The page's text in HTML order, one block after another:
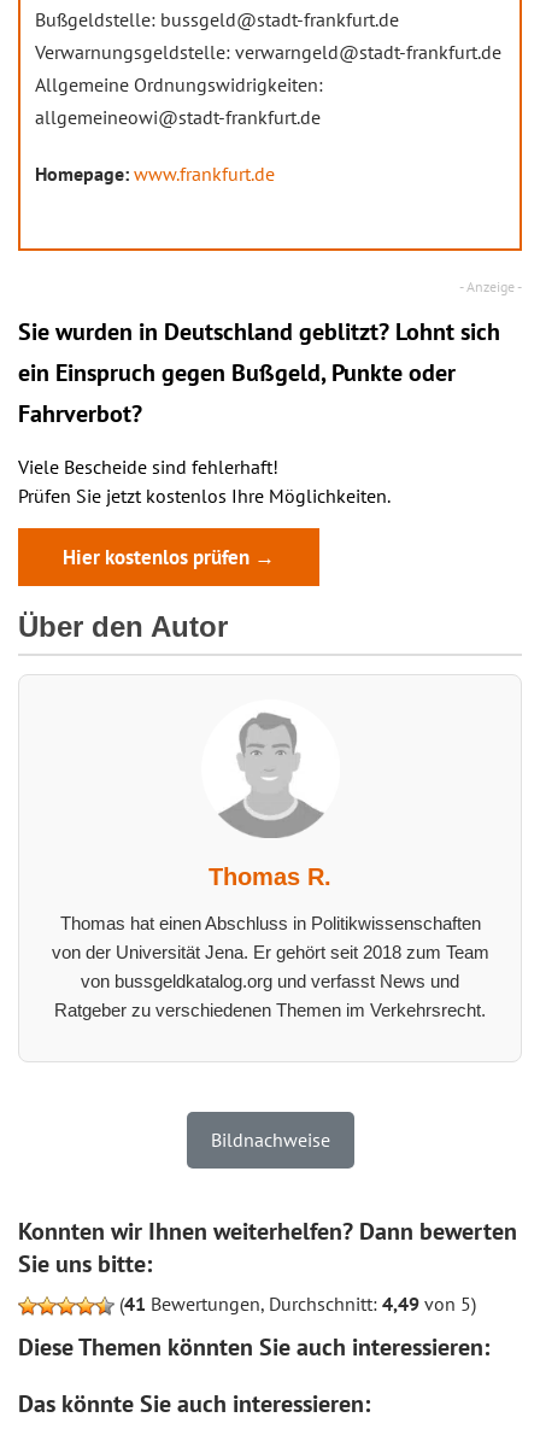
Bußgeldstelle: bussgeld@stadt-frankfurt.de
Verwarnungsgeldstelle: verwarngeld@stadt-frankfurt.de
Allgemeine Ordnungswidrigkeiten:
allgemeineowi@stadt-frankfurt.de
Homepage: www.frankfurt.de
Sie wurden in Deutschland geblitzt? Lohnt sich
ein Einspruch gegen Bußgeld, Punkte oder
Fahrverbot?
Viele Bescheide sind fehlerhaft!
Prüfen Sie jetzt kostenlos Ihre Möglichkeiten.
Hier kostenlos prüfen →
Über den Autor
Thomas R.
Thomas hat einen Abschluss in Politikwissenschaften
von der Universität Jena. Er gehört seit 2018 zum Team
von bussgeldkatalog.org und verfasst News und
Ratgeber zu verschiedenen Themen im Verkehrsrecht.
Bildnachweise
Konnten wir Ihnen weiterhelfen? Dann bewerten
Sie uns bitte:
(41 Bewertungen, Durchschnitt: 4,49 von 5)
Diese Themen könnten Sie auch interessieren:
Das könnte Sie auch interessieren: